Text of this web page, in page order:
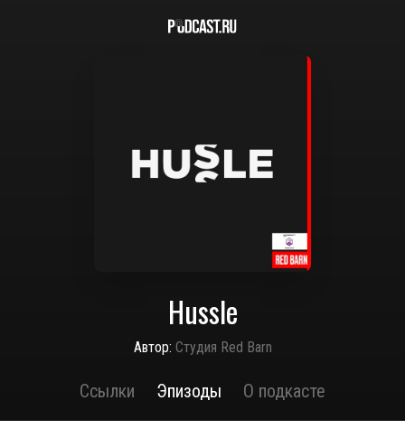
Hussle
Автор: Студия Red Barn
Ссылки Эпизоды О подкасте